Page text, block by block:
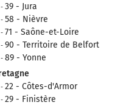
39 - Jura
58 - Nièvre
71 - Saône-et-Loire
90 - Territoire de Belfort
89 - Yonne
22 - Côtes-d'Armor
29 - Finistère